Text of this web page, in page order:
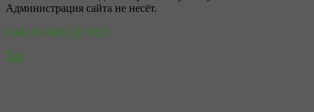
Администрация сайта не несёт.
Сайт от bmb3 @ 2023
Top